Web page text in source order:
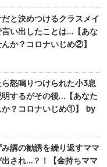
と決めつけるクラスメイ
言い出したことは…【あな
か？コロナいじめ②】
怒鳴りつけられた小3息
するがその後…【あなた
？コロナいじめ①】 by
講の勧誘を繰り返すママ
され…？！【金持ちママ